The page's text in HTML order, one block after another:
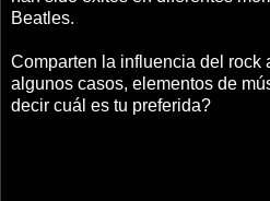
Beatles.
Comparten la influencia del rock
algunos casos, elementos de
decir cuál es tu preferida?